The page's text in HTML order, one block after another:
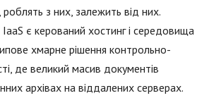
роблять з них, залежить від них.
є керований хостинг і середовища
хмарне рішення контрольно-
де великий масив документів
архівах на віддалених серверах.